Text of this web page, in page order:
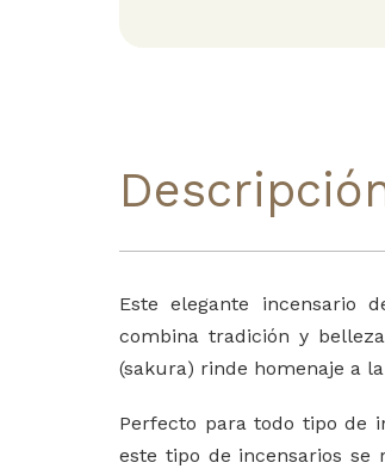
Este elegante incensario
combina tradición y
(sakura) rinde homenaje a
Perfecto para todo tipo de
este tipo de incensarios se